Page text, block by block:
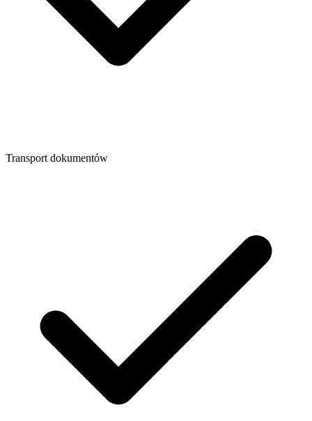
Transport dokumentów